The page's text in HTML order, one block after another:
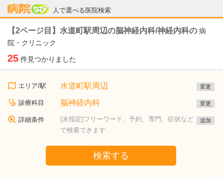
人で選べる医院検索
病院なび
【2ページ目】水道町駅周辺の脳神経内科/神経内科の 病
院・クリニック
25 件見つかりました
エリア/駅 水道町駅周辺 変更
診療科目 脳神経内科 変更
詳細条件
(未指定)フリーワード、予約、専門、症状など
で検索できます
追加
検索する